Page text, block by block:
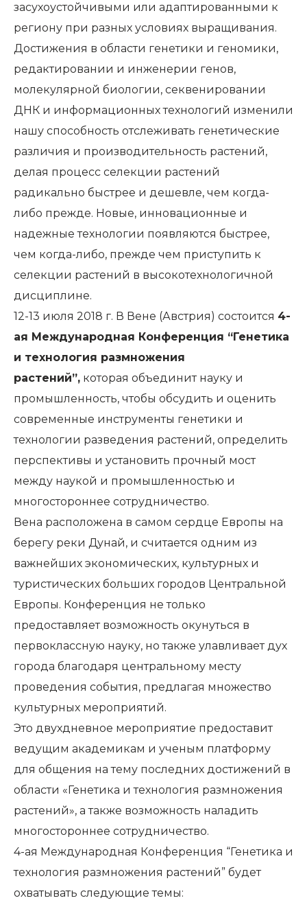
засухоустойчивыми или адаптированными к
региону при разных условиях выращивания.
Достижения в области генетики и геномики,
редактировании и инженерии генов,
молекулярной биологии, секвенировании
ДНК и информационных технологий изменили
нашу способность отслеживать генетические
различия и производительность растений,
делая процесс селекции растений
радикально быстрее и дешевле, чем когда-
либо прежде. Новые, инновационные и
надежные технологии появляются быстрее,
чем когда-либо, прежде чем приступить к
селекции растений в высокотехнологичной
дисциплине.
12-13 июля 2018 г. В Вене (Австрия) состоится 4-
ая Международная Конференция “Генетика
и технология размножения
растений”, которая объединит науку и
промышленность, чтобы обсудить и оценить
современные инструменты генетики и
технологии разведения растений, определить
перспективы и установить прочный мост
между наукой и промышленностью и
многостороннее сотрудничество.
Вена расположена в самом сердце Европы на
берегу реки Дунай, и считается одним из
важнейших экономических, культурных и
туристических больших городов Центральной
Европы. Конференция не только
предоставляет возможность окунуться в
первоклассную науку, но также улавливает дух
города благодаря центральному месту
проведения события, предлагая множество
культурных мероприятий.
Это двухдневное мероприятие предоставит
ведущим академикам и ученым платформу
для общения на тему последних достижений в
области «Генетика и технология размножения
растений», а также возможность наладить
многостороннее сотрудничество.
4-ая Международная Конференция “Генетика и
технология размножения растений” будет
охватывать следующие темы: